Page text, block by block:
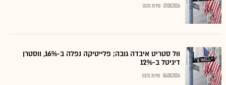
07.08.2026 שירות גלובס
וול סטריט איבדה גובה; פלייטיקה נפלה ב-16%, ווסטרן
דיגיטל ב-12%
06.08.2026 שירות גלובס